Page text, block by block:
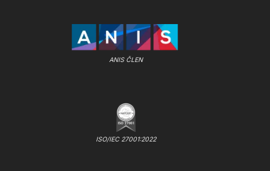
ANIS ČLEN
ISO/IEC 27001:2022